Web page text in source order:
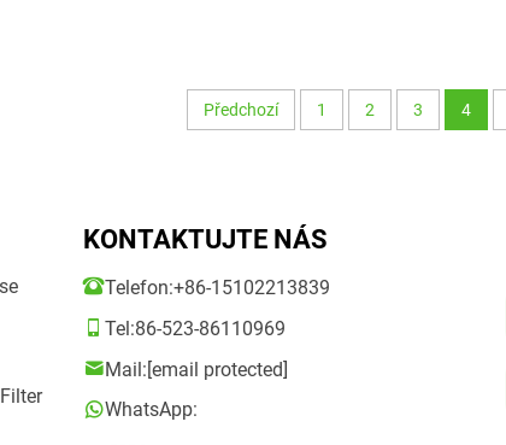
Předchozí 1 2 3 4
KONTAKTUJTE NÁS
Telefon:+86-15102213839
Tel:86-523-86110969
Mail:[email protected]
WhatsApp: